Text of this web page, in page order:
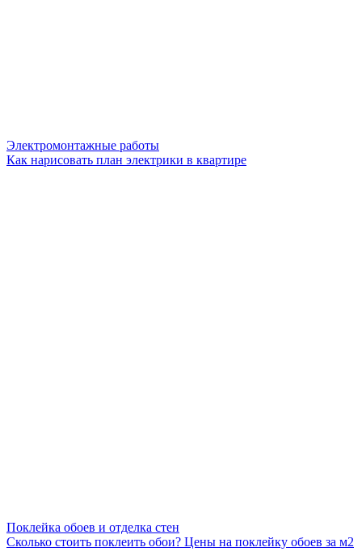
Электромонтажные работы
Как нарисовать план электрики в квартире
Поклейка обоев и отделка стен
Сколько стоить поклеить обои? Цены на поклейку обоев за м2